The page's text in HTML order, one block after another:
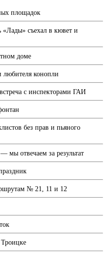
площадок
съехал в кювет и
доме
любителя конопли
с инспекторами ГАИ
без прав и пьяного
мы отвечаем за результат
№ 21, 11 и 12
Троицке